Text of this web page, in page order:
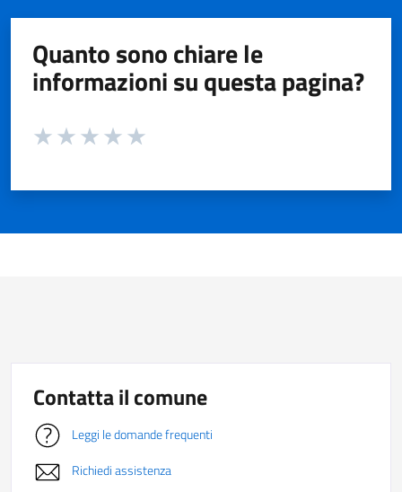
Quanto sono chiare le
informazioni su questa pagina?
Valuta da 1 a 5 stelle la pagina
Contatta il comune
Leggi le domande frequenti
Richiedi assistenza